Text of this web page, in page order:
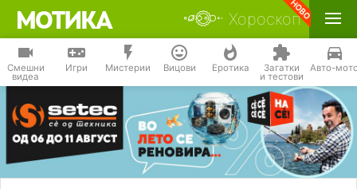
Хороскоп
Смешни
видеа
Игри Мистерии Вицови Еротика Загатки
и тестови
Авто-